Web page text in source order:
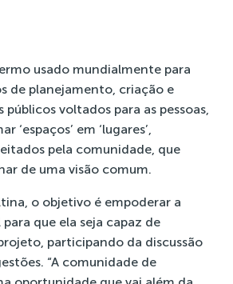
usado mundialmente para
de planejamento, criação e
públicos voltados para as pessoas,
‘espaços’ em ‘lugares’,
pela comunidade, que
de uma visão comum.
o objetivo é empoderar a
que ela seja capaz de
participando da discussão
“A comunidade de